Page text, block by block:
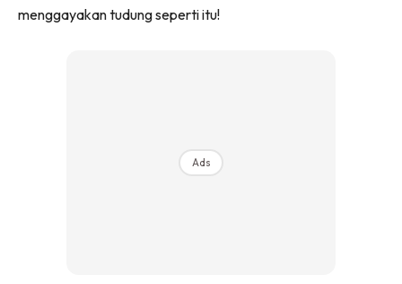
menggayakan tudung seperti itu!
Ads